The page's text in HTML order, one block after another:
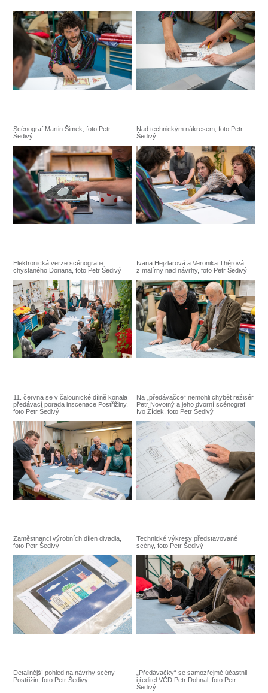
Scénograf Martin Šimek, foto Petr
Šedivý
Nad technickým nákresem, foto Petr
Šedivý
Elektronická verze scénografie
chystaného Doriana, foto Petr Šedivý
Ivana Hejzlarová a Veronika Thérová
z malírny nad návrhy, foto Petr Šedivý
11. června se v čalounické dílně konala
předávací porada inscenace Postřižiny,
foto Petr Šedivý
Na „předávačce“ nemohli chybět režisér
Petr Novotný a jeho dvorní scénograf
Ivo Žídek, foto Petr Šedivý
Zaměstnanci výrobních dílen divadla,
foto Petr Šedivý
Technické výkresy představované
scény, foto Petr Šedivý
Detailnější pohled na návrhy scény
Postřižin, foto Petr Šedivý
„Předávačky“ se samozřejmě účastnil
i ředitel VČD Petr Dohnal, foto Petr
Šedivý